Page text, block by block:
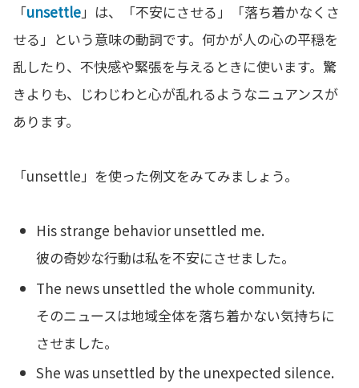
「unsettle」は、「不安にさせる」「落ち着かなくさ
せる」という意味の動詞です。何かが人の心の平穏を
乱したり、不快感や緊張を与えるときに使います。驚
きよりも、じわじわと心が乱れるようなニュアンスが
あります。
「unsettle」を使った例文をみてみましょう。
His strange behavior unsettled me.
彼の奇妙な行動は私を不安にさせました。
The news unsettled the whole community.
そのニュースは地域全体を落ち着かない気持ちに
させました。
She was unsettled by the unexpected silence.